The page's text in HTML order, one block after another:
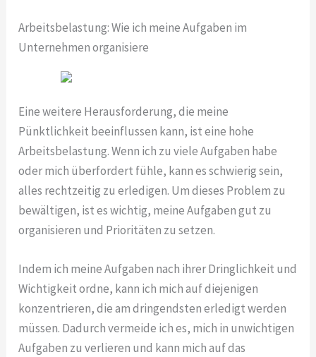
Arbeitsbelastung: Wie ich meine Aufgaben im
Unternehmen organisiere
Eine weitere Herausforderung, die meine
Pünktlichkeit beeinflussen kann, ist eine hohe
Arbeitsbelastung. Wenn ich zu viele Aufgaben habe
oder mich überfordert fühle, kann es schwierig sein,
alles rechtzeitig zu erledigen. Um dieses Problem zu
bewältigen, ist es wichtig, meine Aufgaben gut zu
organisieren und Prioritäten zu setzen.
Indem ich meine Aufgaben nach ihrer Dringlichkeit und
Wichtigkeit ordne, kann ich mich auf diejenigen
konzentrieren, die am dringendsten erledigt werden
müssen. Dadurch vermeide ich es, mich in unwichtigen
Aufgaben zu verlieren und kann mich auf das